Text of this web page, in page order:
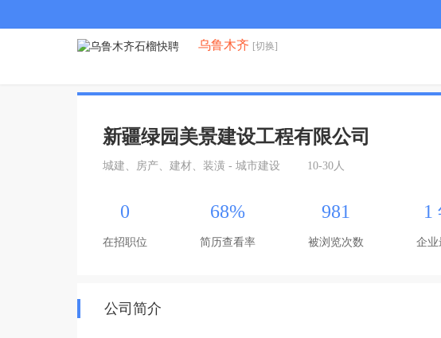
乌鲁木齐 [切换]
新疆绿园美景建设工程有限公司
城建、房产、建材、装潢 - 城市建设 10-30人
0
在招职位
68%
简历查看率
981
被浏览次数
1
企业
公司简介